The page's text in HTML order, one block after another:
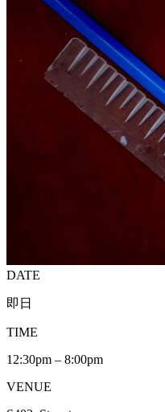
DATE
即日
TIME
12:30pm – 8:00pm
VENUE